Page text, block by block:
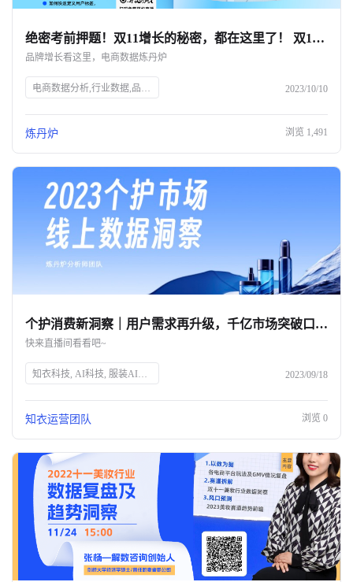
绝密考前押题！双11增长的秘密，都在这里了！ 双11只能眼睁睁看着别人爆单？💔
品牌增长看这里，电商数据炼丹炉
电商数据分析,行业数据,品牌数据,店铺数据,商品数据,炼丹炉,全域数据覆盖,市场规模,行业发展趋势 2023/10/10
炼丹炉 浏览 1,491
个护消费新洞察｜用户需求再升级，千亿市场突破口究竟在何方？
快来直播间看看吧~
知衣科技, AI科技, 服装AI大数据, 个护消费趋势, 消费者需求, 个人护理, 精细化消费, 品牌突破, 直播预告, 数据洞察 2023/09/18
知衣运营团队 浏览 0